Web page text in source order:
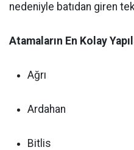
nedeniyle batıdan giren
Atamaların En Kolay
Ağrı
Ardahan
Bitlis